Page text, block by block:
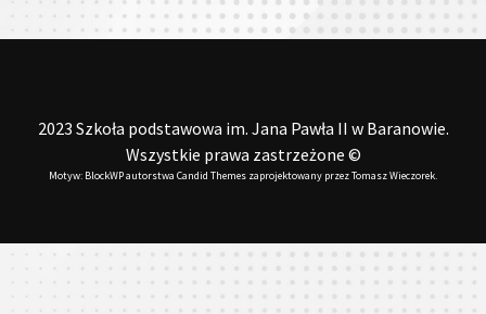
2023 Szkoła podstawowa im. Jana Pawła II w Baranowie.
Wszystkie prawa zastrzeżone ©
Motyw: BlockWP autorstwa Candid Themes zaprojektowany przezTomasz Wieczorek.